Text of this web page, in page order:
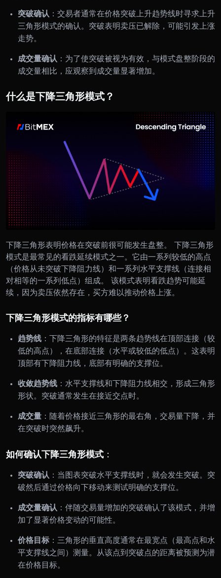
突破确认 ：交易者通常在价格突破上升趋势线时寻求上升
三角形模式的确认。突破表明卖压已解除，可能引发上涨
走势。
成交量确认 ：为了使突破被视为有效，与模式盘整阶段的
成交量相比，应观察到成交量显著增加。
什么是下降三角形模式？
下降三角形表明价格在突破前很可能发生盘整。 下降三角形
模式是最常见的看跌延续模式之一。它由一系列较低的高点
（价格从未突破下降阻力线）和一系列水平支撑线（连接相
对相等的一系列低点）组成。 该模式表明看跌趋势可能延
续，因为卖压依然存在，买方难以推动价格上涨。
下降三角形模式的指标有哪些？
趋势线 ：下降三角形的特征是两条趋势线在顶部连接（较
低的高点），在底部连接（水平或较低的低点）。这表明
顶部有下降阻力线，底部有明确的支撑位。
收敛趋势线 ：水平支撑线和下降阻力线相交，形成三角形
形状。突破通常发生在接近交点时。
成交量 ：随着价格接近三角形的最右角，交易量下降，并
在突破时突然飙升。
如何确认下降三角形模式 ：
突破确认 ：当图表突破水平支撑线时，就会发生突破。突
破然后通过价格向下移动来测试明确的支撑位。
成交量确认 ：伴随交易量增加的突破确认了该模式，并增
加了显著价格变动的可能性。
价格目标 ：三角形的垂直高度通常在最宽点（最高点和水
平支撑线之间）测量。从该点到突破点的距离被预测为潜
在价格目标。